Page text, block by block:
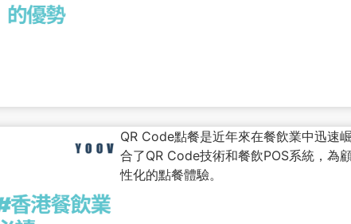
QR Code點餐是近年來在餐飲業中迅速
合了QR Code技術和餐飲POS系統，為
性化的點餐體驗。